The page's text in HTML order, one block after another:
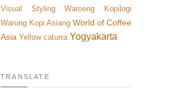
Visual Styling
Waroeng Kopilogi
Warung Kopi Asiang World of Coffee
Asia Yellow caturra Yogyakarta
TRANSLATE